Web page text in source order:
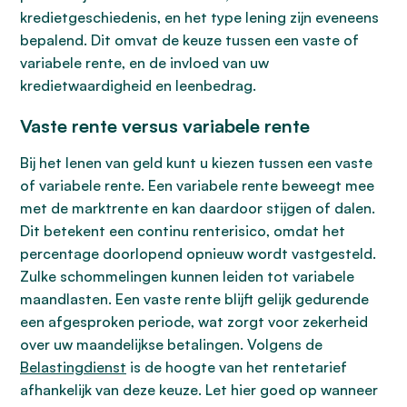
kredietgeschiedenis, en het type lening zijn eveneens
bepalend. Dit omvat de keuze tussen een vaste of
variabele rente, en de invloed van uw
kredietwaardigheid en leenbedrag.
Vaste rente versus variabele rente
Bij het lenen van geld kunt u kiezen tussen een vaste
of variabele rente. Een variabele rente beweegt mee
met de marktrente en kan daardoor stijgen of dalen.
Dit betekent een continu renterisico, omdat het
percentage doorlopend opnieuw wordt vastgesteld.
Zulke schommelingen kunnen leiden tot variabele
maandlasten. Een vaste rente blijft gelijk gedurende
een afgesproken periode, wat zorgt voor zekerheid
over uw maandelijkse betalingen. Volgens de
Belastingdienst is de hoogte van het rentetarief
afhankelijk van deze keuze. Let hier goed op wanneer